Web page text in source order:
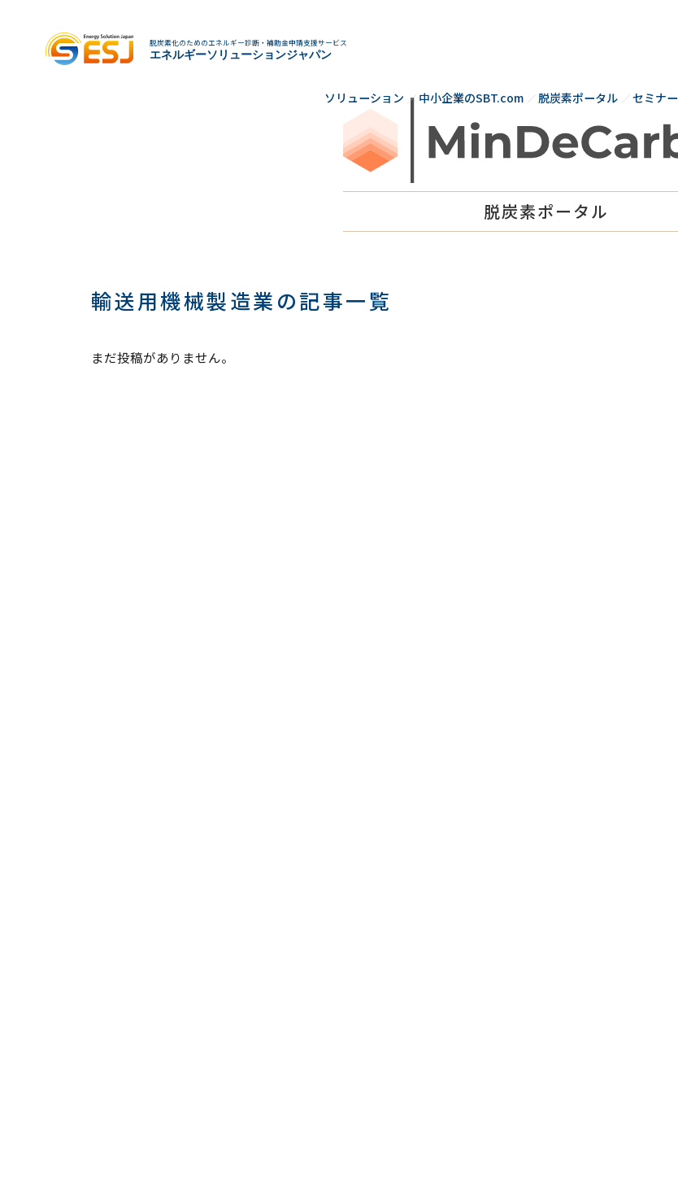
ツ
ス
プ
脱炭素化のためのエネルギー診断・補助金申請支援サービス
エネルギーソリューションジャパン
ソリューション 中小企業のSBT.com 脱炭素ポータル セミナー
脱炭素ポータル
輸送用機械製造業の記事一覧
まだ投稿がありません。